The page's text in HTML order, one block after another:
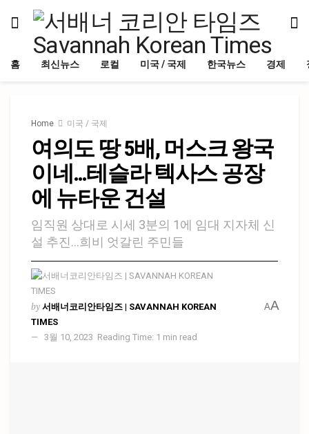
홈 최신뉴스 로컬 미국 / 국제 한국뉴스 경제
Home 미국 / 국제
여의도 땅 5배, 머스크 왕국
이네…테슬라 텍사스 공장
에 뉴타운 건설
임직원 상대로 시세 3분의 1에 임대 지자체 신
설 추진…희비 엇갈린 주민들
by 서배너코리안타임즈 | SAVANNAH KOREAN
TIMES
3월 10, 2023 Reading Time: 1 min read
AA